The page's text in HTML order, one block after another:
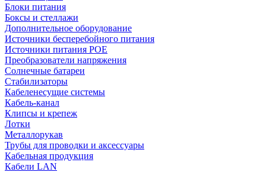
Блоки питания
Боксы и стеллажи
Дополнительное оборудование
Источники бесперебойного питания
Источники питания POE
Преобразователи напряжения
Солнечные батареи
Стабилизаторы
Кабеленесущие системы
Кабель-канал
Клипсы и крепеж
Лотки
Металлорукав
Трубы для проводки и аксессуары
Кабельная продукция
Кабели LAN